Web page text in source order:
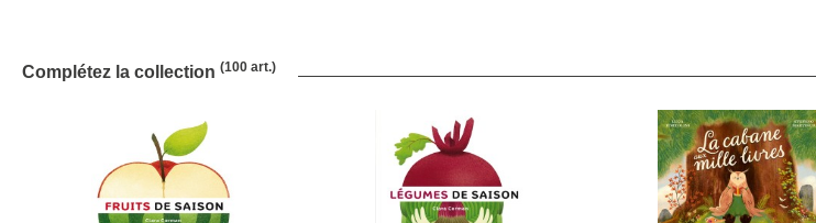
Complétez la collection (100 art.)